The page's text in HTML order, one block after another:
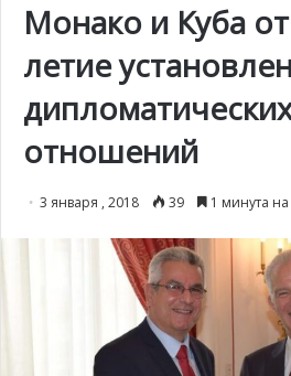
Монако и Куба
летие
отношений
3 января , 2018 39 1 минута